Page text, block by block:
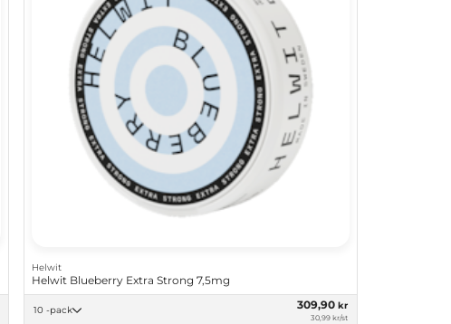
Helwit
Helwit Blueberry Extra Strong 7,5mg
10 -pack 309,90 kr
30,99 kr/st